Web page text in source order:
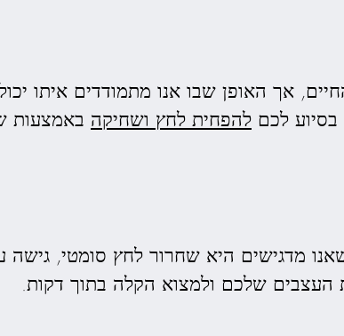
אך האופן שבו אנו מתמודדים איתו
להפחית לחץ ושחיקה באמצעות
מדגישים היא שחרור לחץ סומטי, גישה
שלכם ולמצוא הקלה בתוך דקות.